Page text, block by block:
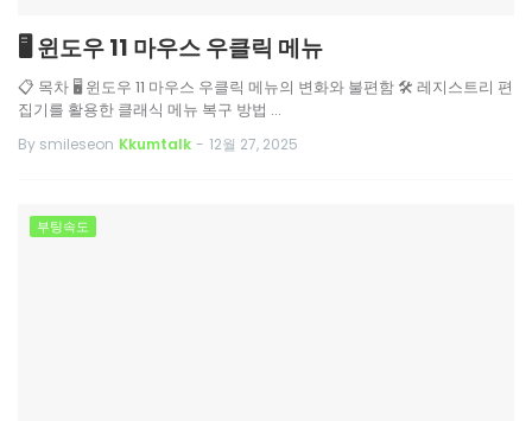
🖥️ 윈도우 11 마우스 우클릭 메뉴
📋 목차 🖥️ 윈도우 11 마우스 우클릭 메뉴의 변화와 불편함 🛠️ 레지스트리 편
집기를 활용한 클래식 메뉴 복구 방법 …
By smileseon Kkumtalk - 12월 27, 2025
부팅속도